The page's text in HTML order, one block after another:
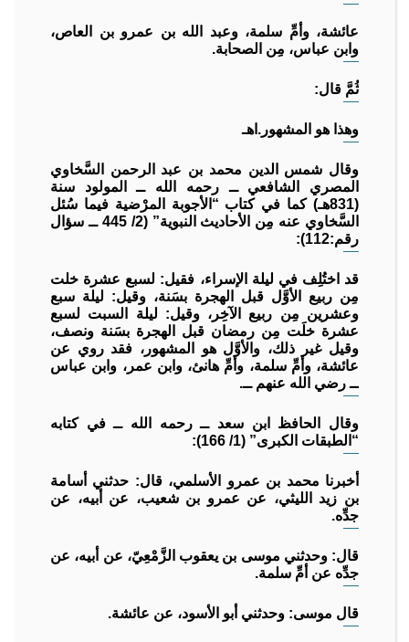
عائشة، وأمِّ سلمة، وعبد الله بن عمرو بن العاص،
وابن عباس، مِن الصحابة.
ثُمَّ قال:
وهذا هو المشهور.اهـ
وقال شمس الدين محمد بن عبد الرحمن السَّخاوي
المصري الشافعي ــ رحمه الله ــ المولود سنة
(831هـ) كما في كتاب “الأجوبة المرْضية فيما سُئل
السَّخاوي عنه مِن الأحاديث النبوية” (2/ 445 ــ سؤال
رقم:112):
قد اختُلِف في ليلة الإسراء، فقيل: لسبع عشرة خلت
مِن ربيع الأوَّل قبل الهجرة بسَنة، وقيل: ليلة سبع
وعشرين مِن ربيع الآخِر، وقيل: ليلة السبت لسبع
عشرة خلَت مِن رمضان قبل الهجرة بسَنة ونصف،
وقيل غير ذلك، والأوَّل هو المشهور، فقد روي عن
عائشة، وأمِّ سلمة، وأمِّ هانئ، وابن عمر، وابن عباس
ــ رضي الله عنهم ــ.
وقال الحافظ ابن سعد ــ رحمه الله ــ في كتابه
“الطبقات الكبرى” (1/ 166):
أخبرنا محمد بن عمرو الأسلمي، قال: حدثني أسامة
بن زيد الليثي، عن عمرو بن شعيب، عن أبيه، عن
جدِّه.
قال: وحدثني موسى بن يعقوب الزَّمْعِيّ، عن أبيه، عن
جدِّه عن أمِّ سلمة.
قال موسى: وحدثني أبو الأسود، عن عائشة.